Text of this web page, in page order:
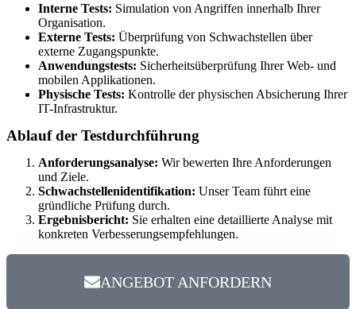
Interne Tests: Simulation von Angriffen innerhalb Ihrer
Organisation.
Externe Tests: Überprüfung von Schwachstellen über
externe Zugangspunkte.
Anwendungstests: Sicherheitsüberprüfung Ihrer Web- und
mobilen Applikationen.
Physische Tests: Kontrolle der physischen Absicherung Ihrer
IT-Infrastruktur.
Ablauf der Testdurchführung
Anforderungsanalyse: Wir bewerten Ihre Anforderungen
und Ziele.
Schwachstellenidentifikation: Unser Team führt eine
gründliche Prüfung durch.
Ergebnisbericht: Sie erhalten eine detaillierte Analyse mit
konkreten Verbesserungsempfehlungen.
ANGEBOT ANFORDERN